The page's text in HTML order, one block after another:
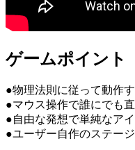
ゲームポイント
●物理法則に従って動作
●マウス操作で誰にでも
●自由な発想で単純なア
●ユーザー自作のステー